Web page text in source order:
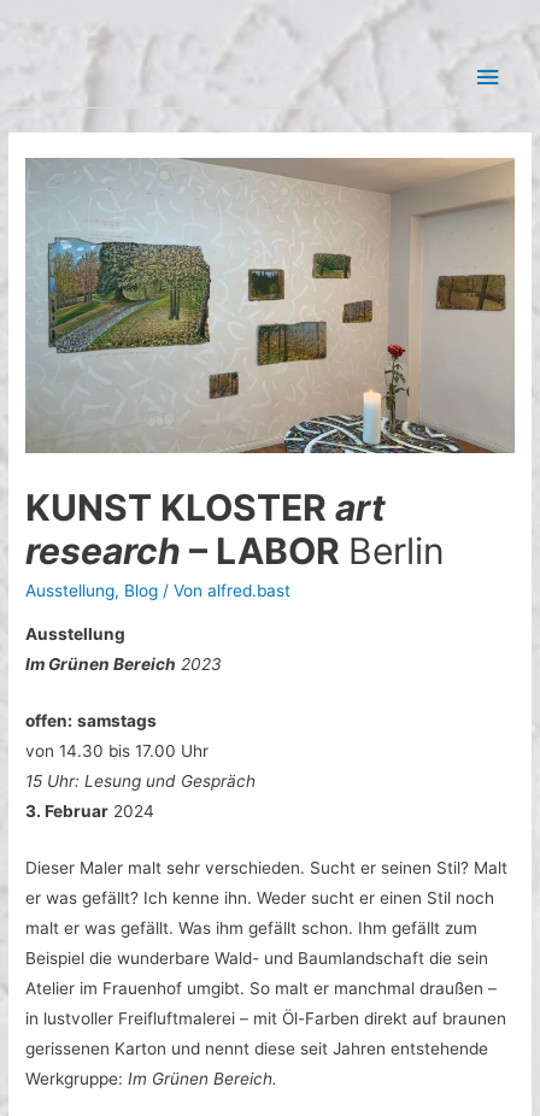
KUNST KLOSTERart
research – LABOR Berlin
Ausstellung, Blog / Vonalfred.bast
Ausstellung
Im Grünen Bereich 2023
offen: samstags
von 14.30 bis 17.00 Uhr
15 Uhr: Lesung und Gespräch
3. Februar 2024
Dieser Maler malt sehr verschieden. Sucht er seinen Stil? Malt
er was gefällt? Ich kenne ihn. Weder sucht er einen Stil noch
malt er was gefällt. Was ihm gefällt schon. Ihm gefällt zum
Beispiel die wunderbare Wald- und Baumlandschaft die sein
Atelier im Frauenhof umgibt. So malt er manchmal draußen –
in lustvoller Freifluftmalerei – mit Öl-Farben direkt auf braunen
gerissenen Karton und nennt diese seit Jahren entstehende
Werkgruppe:Im Grünen Bereich.